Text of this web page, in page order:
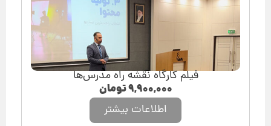
فیلم کارگاه نقشه راه مدرس‌ها
۹,۹۰۰,۰۰۰تومان
اطلاعات بیشتر